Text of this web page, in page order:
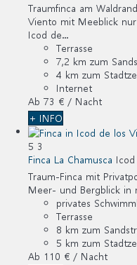
Traumfinca am
Viento mit Meeblick
Icod de...
Terrasse
7,2 km zum
4 km zum
Internet
Ab 73 € / Nacht
+ INFO
5 3
Finca La Chamusca
Traum-Finca mit
Meer- und Bergblick in
privates
Terrasse
8 km zum
5 km zum
Ab 110 € / Nacht